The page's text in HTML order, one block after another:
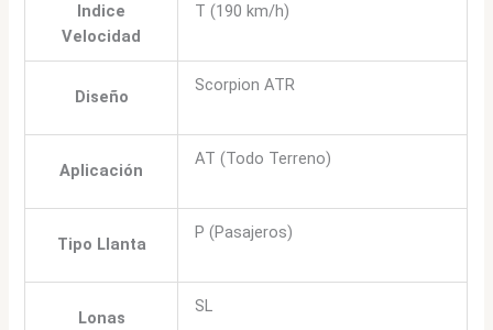
Indice
Velocidad
T (190 km/h)
Diseño
Scorpion ATR
Aplicación
AT (Todo Terreno)
Tipo Llanta
P (Pasajeros)
Lonas
SL